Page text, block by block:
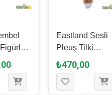
18 Cm
Eastland Sesli
Pleuş Tilki
Köpek Oyuncağı
42 Cm
₺470,00